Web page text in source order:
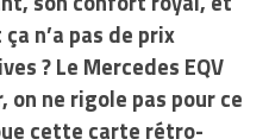
n’a pas de prix
? Le Mercedes EQV
on ne rigole pas pour ce
cette carte rétro-